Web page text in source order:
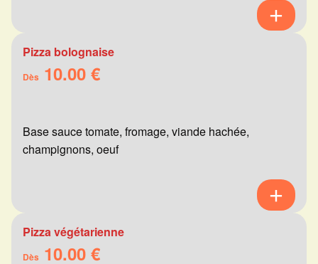
Pizza bolognaise
Dès 10.00 €
Base sauce tomate, fromage, viande hachée,
champignons, oeuf
Pizza végétarienne
Dès 10.00 €